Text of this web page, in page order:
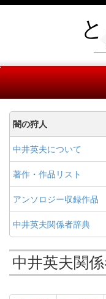
――
闇の狩人
中井英夫について
著作・作品リスト
アンソロジー収録作品
中井英夫関係者辞典
中井英夫関